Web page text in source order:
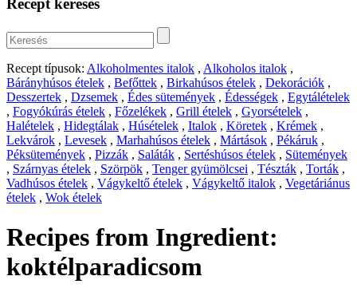
Recept keresés
Recept típusok: Alkoholmentes italok , Alkoholos italok ,
Bárányhúsos ételek , Befőttek , Birkahúsos ételek , Dekorációk ,
Desszertek , Dzsemek , Édes sütemények , Édességek , Egytálételek
, Fogyókúrás ételek , Főzelékek , Grill ételek , Gyorsételek ,
Halételek , Hidegtálak , Húsételek , Italok , Köretek , Krémek ,
Lekvárok , Levesek , Marhahúsos ételek , Mártások , Pékáruk ,
Péksütemények , Pizzák , Saláták , Sertéshúsos ételek , Sütemények
, Szárnyas ételek , Szörpök , Tenger gyümölcsei , Tészták , Torták ,
Vadhúsos ételek , Vágykeltő ételek , Vágykeltő italok , Vegetáriánus
ételek , Wok ételek
Recipes from Ingredient:
koktélparadicsom